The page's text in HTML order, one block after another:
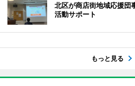
北区が商店街地域応援団
活動サポート
もっと見る